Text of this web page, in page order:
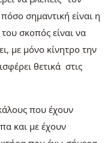
σημαντική είναι η
σκοπός είναι να
με μόνο κίνητρο την
θετικά στις
που έχουν
και με έχουν